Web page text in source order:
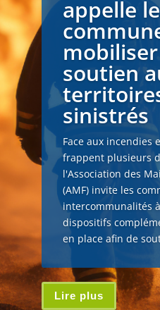
appelle
soutien
sinistrés
Face aux incendies
frappent plusieurs
l'Association des
(AMF) invite les
intercommunalités
dispositifs
en place afin de
Lire plus